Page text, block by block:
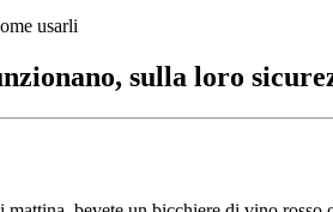
usarli
sulla loro